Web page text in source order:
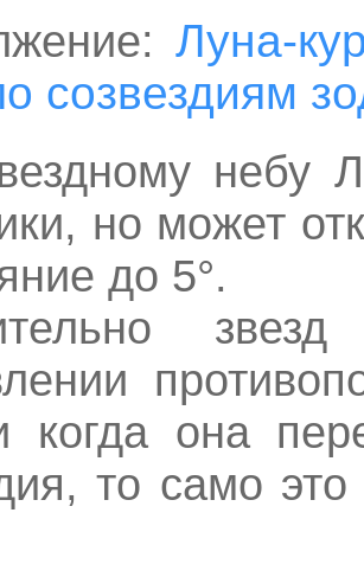
Луна-
созвездиям
небу
но может
до 5°.
когда она
то само